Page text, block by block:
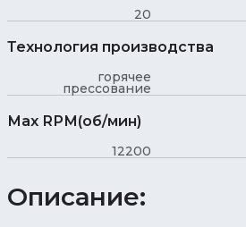
20
Технология производства
горячее
прессование
Max RPM(об/мин)
12200
Описание: